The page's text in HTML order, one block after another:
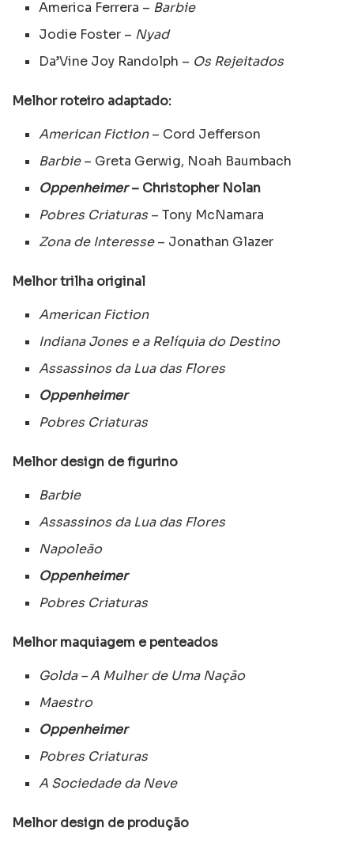
America Ferrera – Barbie
Jodie Foster – Nyad
Da’Vine Joy Randolph – Os Rejeitados
Melhor roteiro adaptado:
American Fiction– Cord Jefferson
Barbie– Greta Gerwig, Noah Baumbach
Oppenheimer– Christopher Nolan
Pobres Criaturas – Tony McNamara
Zona de Interesse– Jonathan Glazer
Melhor trilha original
American Fiction
Indiana Jones e a Relíquia do Destino
Assassinos da Lua das Flores
Oppenheimer
Pobres Criaturas
Melhor design de figurino
Barbie
Assassinos da Lua das Flores
Napoleão
Oppenheimer
Pobres Criaturas
Melhor maquiagem e penteados
Golda – A Mulher de Uma Nação
Maestro
Oppenheimer
Pobres Criaturas
A Sociedade da Neve
Melhor design de produção